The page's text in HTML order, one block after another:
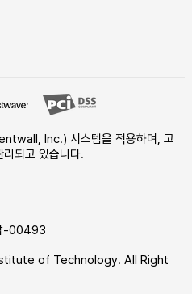
Inc.) 시스템을 적용하며, 고
되고 있습니다.
-00493
of Technology. All Right